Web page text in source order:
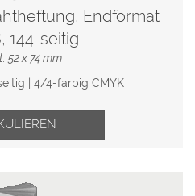
Endformat
144-seitig
52 x 74 mm
| 4/4-farbig CMYK